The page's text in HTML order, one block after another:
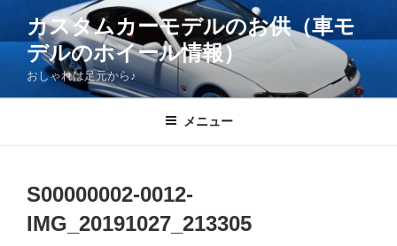
ツ
カスタムカーモデルのお供（車モ
デルのホイール情報）
おしゃれは足元から♪
メニュー
S00000002-0012-
IMG_20191027_213305